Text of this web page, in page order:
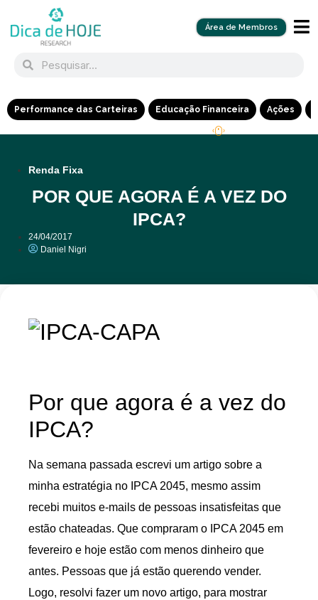
Área de Membros
Performance das Carteiras Educação Financeira Ações
Renda Fixa
POR QUE AGORA É A VEZ DO
IPCA?
24/04/2017
Daniel Nigri
Por que agora é a vez do
IPCA?
Na semana passada escrevi um artigo sobre a
minha estratégia no IPCA 2045, mesmo assim
recebi muitos e-mails de pessoas insatisfeitas que
estão chateadas. Que compraram o IPCA 2045 em
fevereiro e hoje estão com menos dinheiro que
antes. Pessoas que já estão querendo vender.
Logo, resolvi fazer um novo artigo, para mostrar